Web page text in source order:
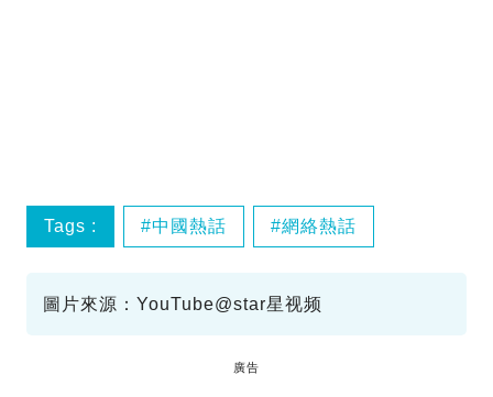
Tags : 中國熱話 網絡熱話
圖片來源：YouTube@star星视频
廣告